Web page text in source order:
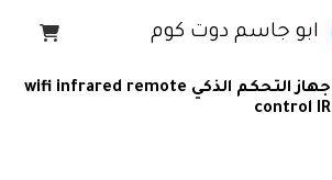
ابو جاسم دوت كوم
جهاز التحكم الذكي wifi infrared remote
control IR